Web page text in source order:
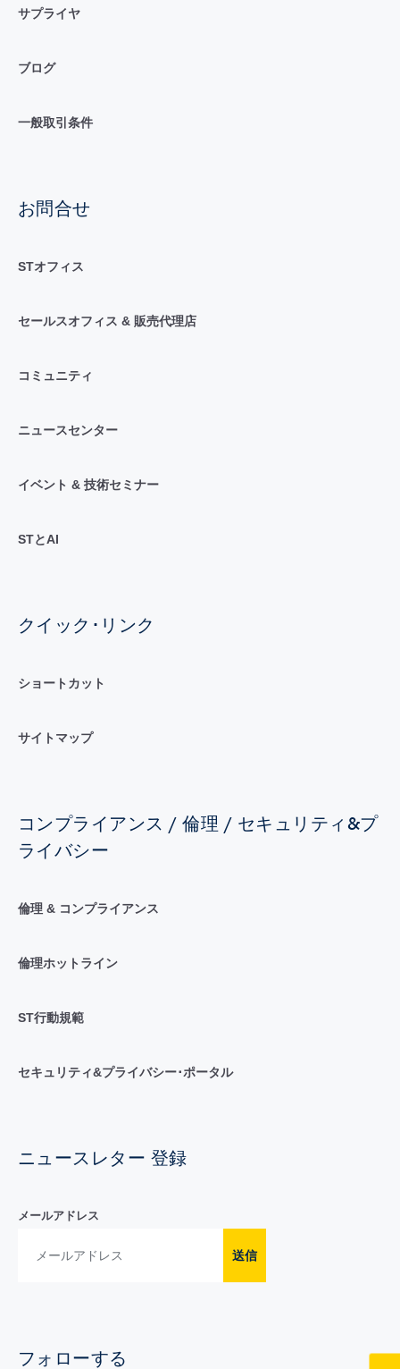
サプライヤ
ブログ
一般取引条件
お問合せ
STオフィス
セールスオフィス & 販売代理店
コミュニティ
ニュースセンター
イベント & 技術セミナー
STとAI
クイック･リンク
ショートカット
サイトマップ
コンプライアンス / 倫理 / セキュリティ&プ
ライバシー
倫理 & コンプライアンス
倫理ホットライン
ST行動規範
セキュリティ&プライバシー･ポータル
ニュースレター 登録
メールアドレス
送信
フォローする